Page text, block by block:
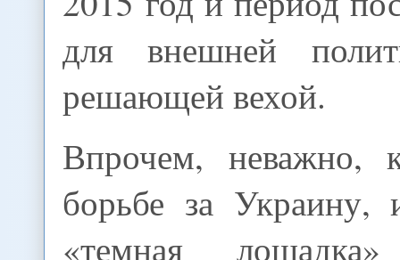
для внешней
решающей вехой.
Впрочем, неважно,
борьбе за Украину,
«темная